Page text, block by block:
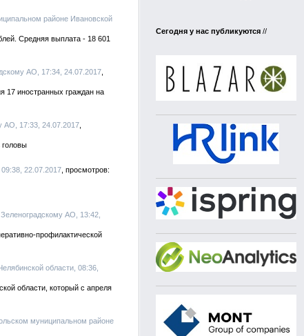
районе Ивановской
Средняя выплата - 18 601
АО, 17:34, 24.07.2017
17 иностранных граждан на
АО, 17:33, 24.07.2017
головы
22.07.2017
АО, 13:42,
профилактической
области, 08:36,
области, который с апреля
муниципальном районе
Сегодня у нас публикуются //